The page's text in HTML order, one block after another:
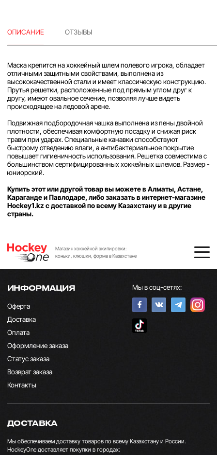
ОПИСАНИЕ ОТЗЫВЫ
Маска крепится на хоккейный шлем полевого игрока, обладает
отличными защитными свойствами, выполнена из
высококачественной стали и имеет классическую конструкцию.
Прутья решетки, расположенные под прямым углом друг к
другу, имеют овальное сечение, позволяя лучше видеть
происходящее на ледовой арене.
Подвижная подбородочная чашка выполнена из пены двойной
плотности, обеспечивая комфортную посадку и снижая риск
травм при ударах. Специальные канавки способствуют
быстрому отведению влаги, а антибактериальное покрытие
повышает гигиеничность использования. Решетка совместима с
большинством сертифицированных хоккейных шлемов. Размер -
юниорский.
Купить этот или другой товар вы можете в Алматы, Астане,
Караганде и Павлодаре, либо заказать в интернет-магазине
Hockey1.kz с доставкой по всему Казахстану и в другие
страны.
Магазин хоккейной экипировки:
коньки, клюшки, форма в Казахстане
ИНФОРМАЦИЯ
Оферта
Доставка
Оплата
Оформление заказа
Статус заказа
Возврат заказа
Контакты
Мы в соц-сетях:
ДОСТАВКА
Мы обеспечиваем доставку товаров по всему Казахстану и России.
HockeyOne доставляет покупки в городах: